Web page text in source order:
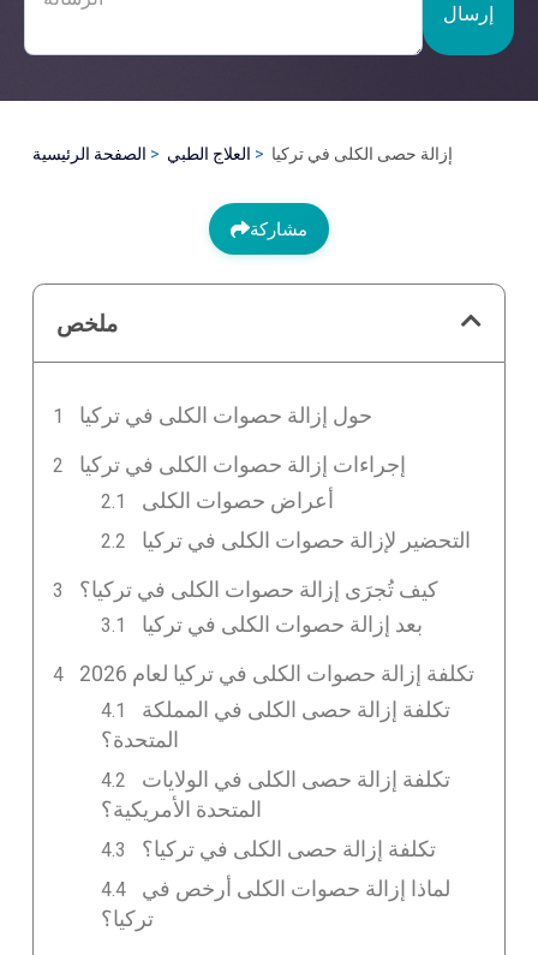
إرسال
الصفحة الرئيسية العلاج الطبي إزالة حصى الكلى في تركيا
مشاركة
ملخص
حول إزالة حصوات الكلى في تركيا
إجراءات إزالة حصوات الكلى في تركيا
أعراض حصوات الكلى
التحضير لإزالة حصوات الكلى في تركيا
كيف تُجرَى إزالة حصوات الكلى في تركيا؟
بعد إزالة حصوات الكلى في تركيا
تكلفة إزالة حصوات الكلى في تركيا لعام 2026
تكلفة إزالة حصى الكلى في المملكة
المتحدة؟
تكلفة إزالة حصى الكلى في الولايات
المتحدة الأمريكية؟
تكلفة إزالة حصى الكلى في تركيا؟
لماذا إزالة حصوات الكلى أرخص في
تركيا؟